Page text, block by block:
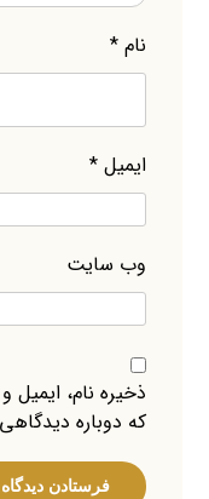
نام*
ایمیل*
وب‌ سایت
ذخیره نام، ایمیل
که دوباره